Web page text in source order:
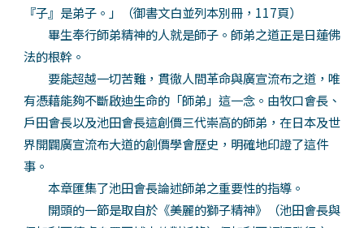
『子』是弟子。」（御書文白並列本別冊，117頁）
畢生奉行師弟精神的人就是師子。師弟之道正是日蓮佛
法的根幹。
要能超越一切苦難，貫徹人間革命與廣宣流布之道，唯
有憑藉能夠不斷啟迪生命的「師弟」這一念。由牧口會長、
戶田會長以及池田會長這創價三代崇高的師弟，在日本及世
界開闢廣宣流布大道的創價學會歷史，明確地印證了這件
事。
本章匯集了池田會長論述師弟之重要性的指導。
開頭的一節是取自於《美麗的獅子精神》（池田會長與